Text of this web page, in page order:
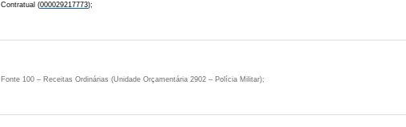
Contratual (000029217773);
Fonte 100 – Receitas Ordinárias (Unidade Orçamentária 2902 – Polícia Militar);